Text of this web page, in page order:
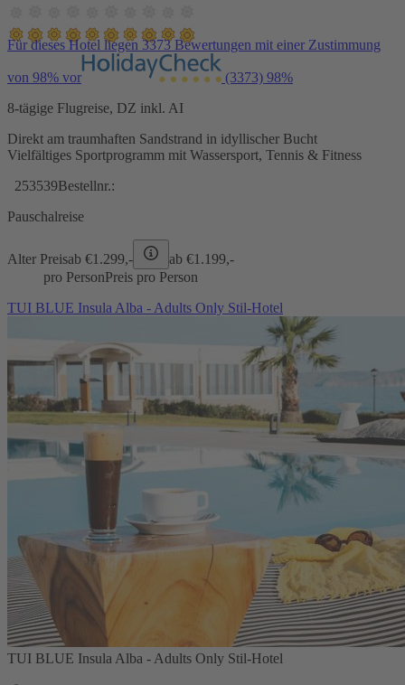
Für dieses Hotel liegen 3373 Bewertungen mit einer Zustimmung
von 98% vor (3373) 98%
8-tägige Flugreise, DZ inkl. AI
Direkt am traumhaften Sandstrand in idyllischer Bucht
Vielfältiges Sportprogramm mit Wassersport, Tennis & Fitness
253539Bestellnr.:
Pauschalreise
Alter Preisab €1.299,- ab €1.199,-
pro PersonPreis pro Person
TUI BLUE Insula Alba - Adults Only Stil-Hotel
TUI BLUE Insula Alba - Adults Only Stil-Hotel